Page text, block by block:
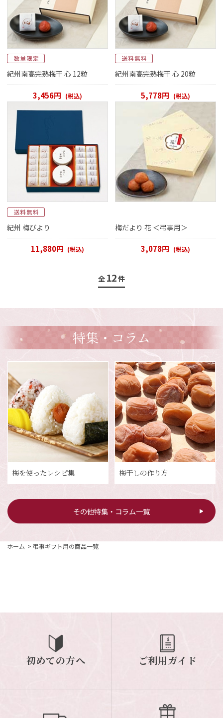
紀州南高完熟梅干 心 12粒
3,456円 (税込)
紀州南高完熟梅干 心 20粒
5,778円 (税込)
紀州 梅びより
11,880円 (税込)
梅だより 花 ＜弔事用＞
3,078円 (税込)
全 12件
特集・コラム
梅を使ったレシピ集 梅干しの作り方
その他特集・コラム一覧
ホーム > 弔事ギフト用の商品一覧
初めての方へ ご利用ガイド